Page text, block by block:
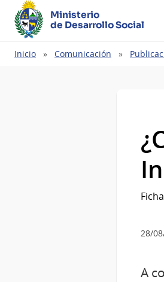
Ministerio
de Desarrollo Social
Ruta
Inicio Comunicación
28/
A